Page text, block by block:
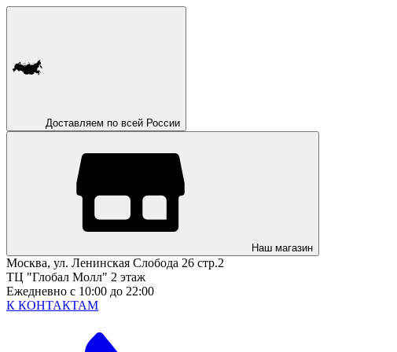
Доставляем по всей России
Наш магазин
Москва, ул. Ленинская Слобода 26 стр.2
ТЦ "Глобал Молл" 2 этаж
Ежедневно с 10:00 до 22:00
К КОНТАКТАМ